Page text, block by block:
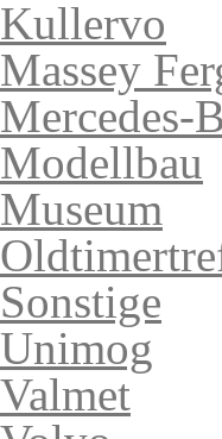
Kullervo
Massey
Mercedes-
Modellbau
Museum
Sonstige
Unimog
Valmet